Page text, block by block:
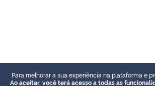
Para melhorar a sua experiência na plataforma e
Ao aceitar, você terá acesso a todas as